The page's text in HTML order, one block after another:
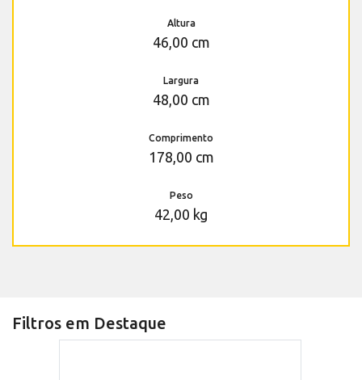
Altura
46,00 cm
Largura
48,00 cm
Comprimento
178,00 cm
Peso
42,00 kg
Filtros em Destaque